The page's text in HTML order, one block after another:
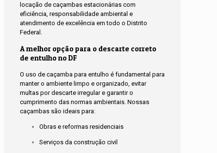
locação de caçambas estacionárias com
eficiência, responsabilidade ambiental e
atendimento de excelência em todo o Distrito
Federal.
A melhor opção para o descarte correto
de entulho no DF
O uso de caçamba para entulho é fundamental para
manter o ambiente limpo e organizado, evitar
multas por descarte irregular e garantir o
cumprimento das normas ambientais. Nossas
caçambas são ideais para:
Obras e reformas residenciais
Serviços da construção civil